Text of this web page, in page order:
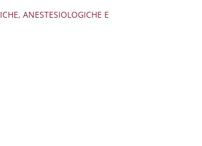
ANESTESIOLOGICHE E